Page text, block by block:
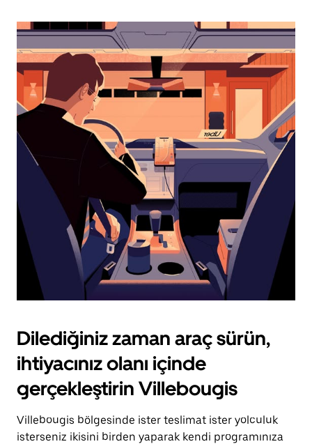
seçmek
aşağı
ok
tuşuna
basın.
Takvimi
kapatmak
için
escape
tuşuna
basın.
Dilediğiniz zaman araç sürün,
ihtiyacınız olanı içinde
gerçekleştirin Villebougis
Villebougis bölgesinde ister teslimat ister yolculuk
isterseniz ikisini birden yaparak kendi programınıza